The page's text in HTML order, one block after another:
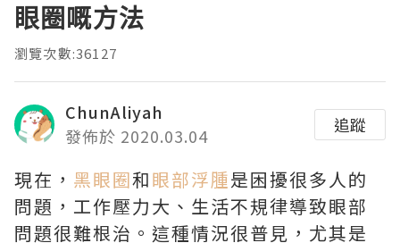
眼圈嘅方法
瀏覽次數:36127
ChunAliyah
發佈於 2020.03.04
追蹤
現在， 黑眼圈和眼部浮腫是困擾很多人的
問題，工作壓力大、生活不規律導致眼部
問題很難根治。這種情況很普見，尤其是